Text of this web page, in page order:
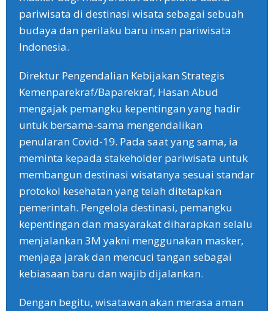
pariwisata di destinasi wisata sebagai sebuah
budaya dan perilaku baru insan pariwisata
Indonesia.
Direktur Pengendalian Kebijakan Strategis
Kemenparekraf/Baparekraf, Hasan Abud
mengajak pemangku kepentingan yang hadir
untuk bersama-sama mengendalikan
penularan Covid-19. Pada saat yang sama, ia
meminta kepada stakeholder pariwisata untuk
membangun destinasi wisatanya sesuai standar
protokol kesehatan yang telah ditetapkan
pemerintah. Pengelola destinasi, pemangku
kepentingan dan masyarakat diharapkan selalu
menjalankan 3M yakni menggunakan masker,
menjaga jarak dan mencuci tangan sebagai
kebiasaan baru dan wajib dijalankan.
Dengan begitu, wisatawan akan merasa aman